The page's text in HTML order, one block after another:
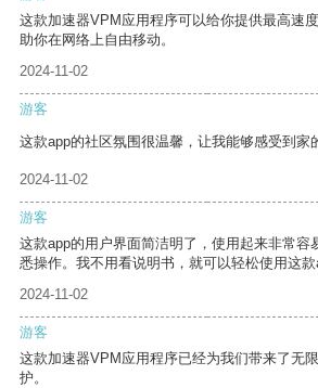
这款加速器VPM应用程序可以给你提供最高速
助你在网络上自由移动。
2024-11-02
游客
这款app的社区氛围很温馨，让我能够感受到家
2024-11-02
游客
这款app的用户界面简洁明了，使用起来非常容
悉操作。我不用看说明书，就可以轻松使用这款
2024-11-02
游客
这款加速器VPM应用程序已经为我们带来了无
护。